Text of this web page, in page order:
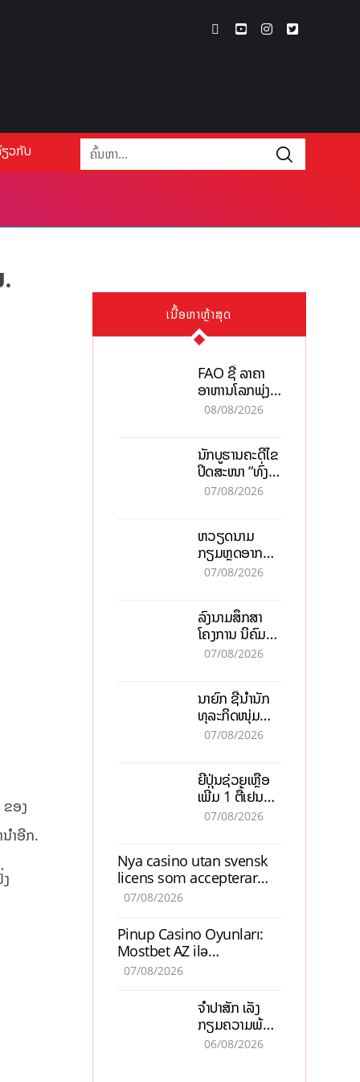
ວກັບ
ອງ
ຳອີກ.
ເນື້ອຫາຫຼ້າສຸດ
FAO ຊີ້ ລາຄາ
ອາຫານໂລກພຸ່ງ
ສູງສຸດໃນຮອບ 3
ສົງຄາມ, El
nino
08/08/2026
ນັກບູຮານຄະດີໄຂ
ປິດສະໜາ “ທົ່ງ
ໄຫຫີນ” ຫຼັງພົບ
07/08/2026
ຫວຽດນາມ
ກຽມຫຼຸດອາກອນ
ລາຍໄດ້ 30%
ແລະ ຈຸນລະ
ວິສາຫະກິດ
07/08/2026
ລົງນາມສຶກສາ
ໂຄງການ ນິຄົມ
ອຸດສາຫະກຳ
150 ລ້ານໂດລາ,
ສ້າງວຽກ 5.000
ຕຳແໜ່ງ
07/08/2026
ນາຍົກ ຊີ້ນຳນັກ
ທຸລະກິດໜຸ່ມ
ຕ້ອງນຳໜ້າແກ້
ສາກົນ, ຫັນສູ່ດິຈິ
ຕອນ
07/08/2026
ຍີ່ປຸ່ນຊ່ວຍເຫຼືອ
ເພີ່ມ 1 ຕື້ເຢນ
ອັບເກຣດ
ເຕີບໂຕ
07/08/2026
Nya casino utan svensk
licens som accepterar
Swish: En jämförelse
07/08/2026
Pinup Casino Oyunları:
Mostbet AZ ilə
Müqayisədə Nə Təqdim
07/08/2026
ຈຳປາສັກ ເລັ່ງ
ກຽມຄວາມພ້ອມ
“ປີທ່ອງທ່ຽວ
06/08/2026